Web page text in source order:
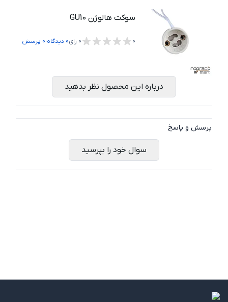
سوکت هالوژن GU10
0
0 رای0 دیدگاه،0 پرسش
درباره این محصول نظر بدهید
پرسش و پاسخ
سوال خود را بپرسید